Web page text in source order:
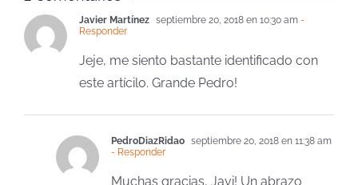
Javier Martínez septiembre 20, 2018 en 10:30 am -
Responder
Jeje, me siento bastante identificado con
este artícilo. Grande Pedro!
PedroDiazRidao septiembre 20, 2018 en 11:38 am
- Responder
Muchas gracias, Javi! Un abrazo